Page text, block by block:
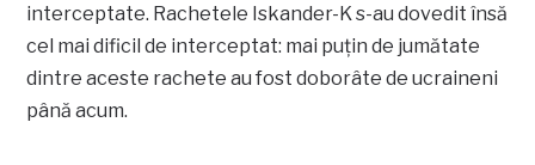
interceptate. Rachetele Iskander-K s-au dovedit însă
cel mai dificil de interceptat: mai puțin de jumătate
dintre aceste rachete au fost doborâte de ucraineni
până acum.